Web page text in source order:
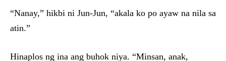
“Nanay,” hikbi ni Jun-Jun, “akala ko po ayaw na nila sa
atin.”
Hinaplos ng ina ang buhok niya. “Minsan, anak,